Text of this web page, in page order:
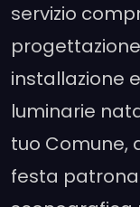
servizio
installazione
luminarie
tuo Comune,
festa